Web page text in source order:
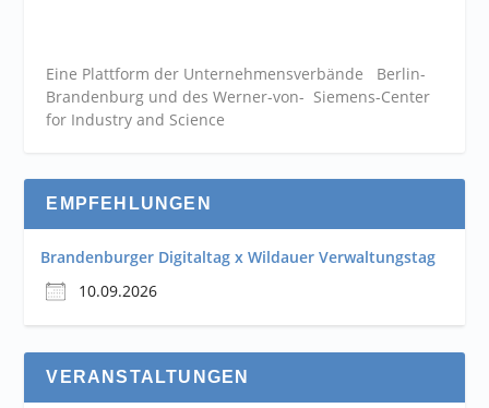
Eine Plattform der Unternehmensverbände Berlin-
Brandenburg und des Werner-von- Siemens-Center
for Industry and Science
EMPFEHLUNGEN
Brandenburger Digitaltag x Wildauer Verwaltungstag
10.09.2026
VERANSTALTUNGEN